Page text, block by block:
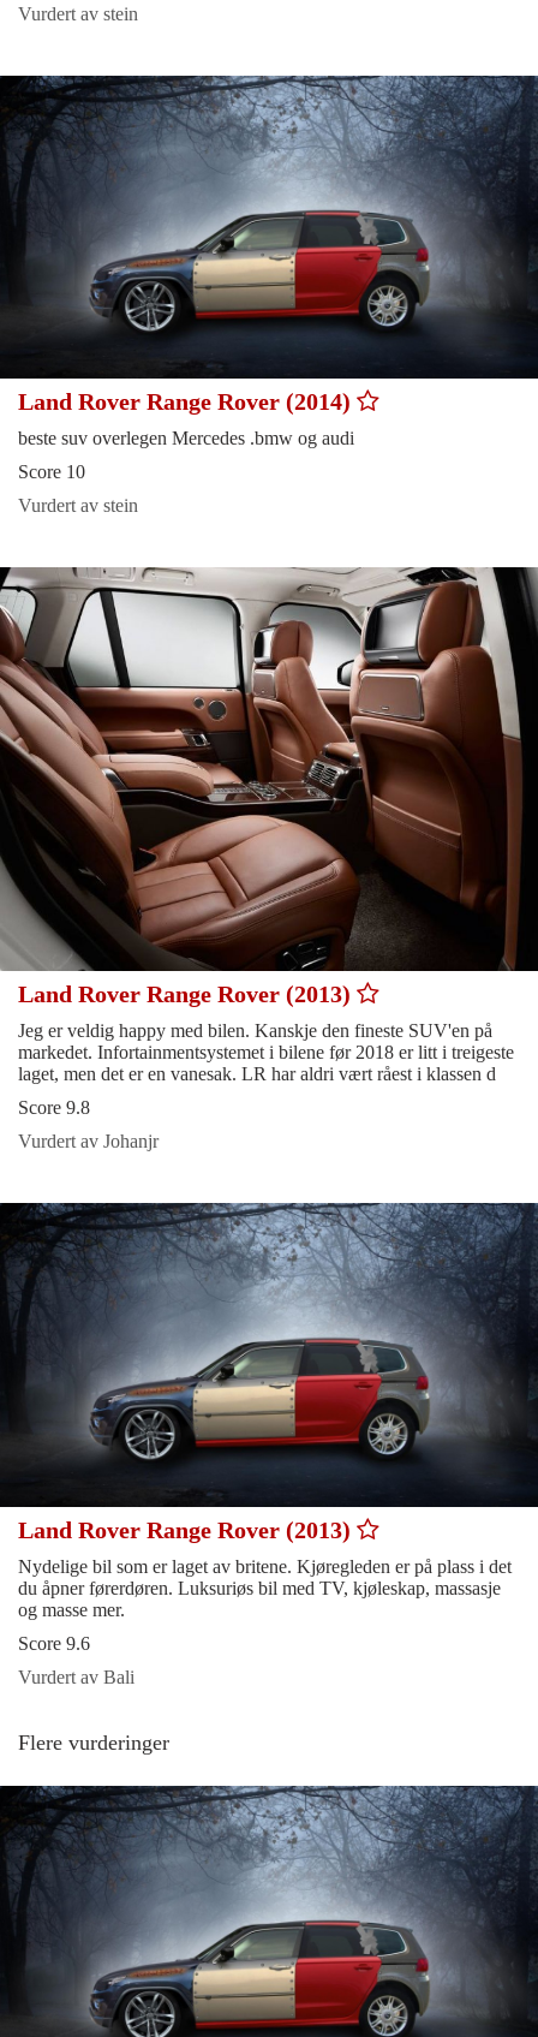
Vurdert av stein
Land Rover Range Rover (2014)
beste suv overlegen Mercedes .bmw og audi
Score 10
Vurdert av stein
Land Rover Range Rover (2013)
Jeg er veldig happy med bilen. Kanskje den fineste SUV'en på
markedet. Infortainmentsystemet i bilene før 2018 er litt i treigeste
laget, men det er en vanesak. LR har aldri vært råest i klassen d
Score 9.8
Vurdert av Johanjr
Land Rover Range Rover (2013)
Nydelige bil som er laget av britene. Kjøregleden er på plass i det
du åpner førerdøren. Luksuriøs bil med TV, kjøleskap, massasje
og masse mer.
Score 9.6
Vurdert av Bali
Flere vurderinger